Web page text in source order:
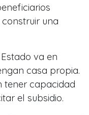
una
va en
casa propia.
tener capacidad
el subsidio.